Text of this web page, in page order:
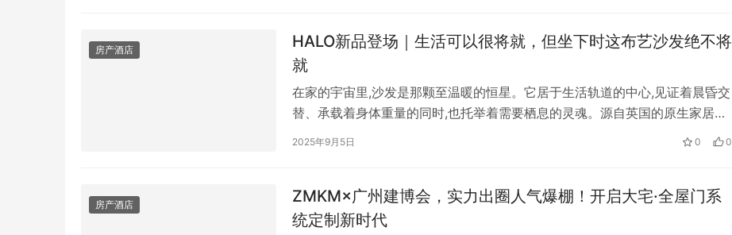
房产酒店
HALO新品登场｜生活可以很将就，但坐下时这布艺沙发绝不将
就
在家的宇宙里,沙发是那颗至温暖的恒星。它居于生活轨道的中心,见证着晨昏交
替、承载着身体重量的同时,也托举着需要栖息的灵魂。源自英国的原生家居品
牌HALO光环家居,继标志性明星单品“HALO云沙发”风靡市场后,近日再度发布
2025年9月5日 0 0
房产酒店
ZMKM×广州建博会，实力出圈人气爆棚！开启大宅·全屋门系
统定制新时代